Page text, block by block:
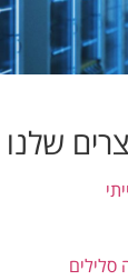
שלנו